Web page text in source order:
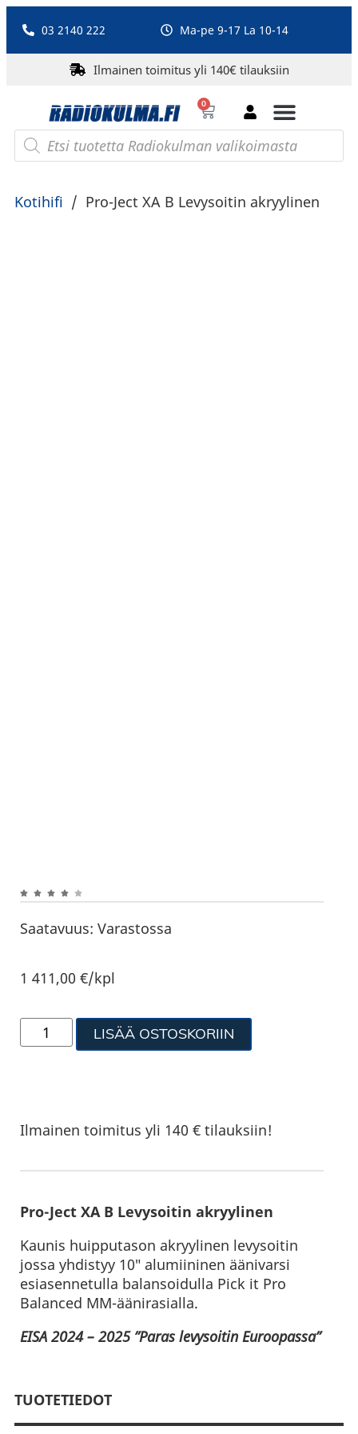
03 2140 222 Ma-pe 9-17 La 10-14
Ilmainen toimitus yli 140€ tilauksiin
0
Kotihifi / Pro-Ject XA B Levysoitin akryylinen
Saatavuus: Varastossa
1 411,00€/kpl
LISÄÄ OSTOSKORIIN
Ilmainen toimitus yli 140 € tilauksiin!
Pro-Ject XA B Levysoitin akryylinen
Kaunis huipputason akryylinen levysoitin
jossa yhdistyy 10″ alumiininen äänivarsi
esiasennetulla balansoidulla Pick it Pro
Balanced MM-äänirasialla.
EISA 2024 – 2025 ”Paras levysoitin Euroopassa”
TUOTETIEDOT